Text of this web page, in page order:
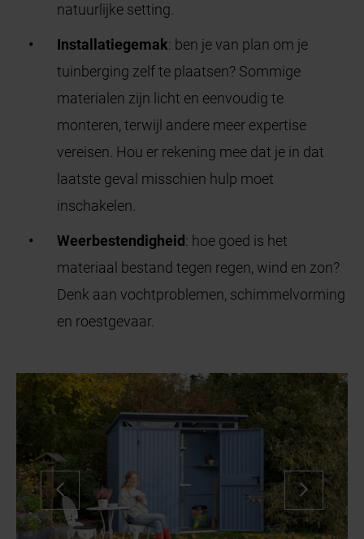
natuurlijke setting.
Installatiegemak: ben je van plan om je
tuinberging zelf te plaatsen? Sommige
materialen zijn licht en eenvoudig te
monteren, terwijl andere meer expertise
vereisen. Hou er rekening mee dat je in dat
laatste geval misschien hulp moet
inschakelen.
Weerbestendigheid: hoe goed is het
materiaal bestand tegen regen, wind en zon?
Denk aan vochtproblemen, schimmelvorming
en roestgevaar.